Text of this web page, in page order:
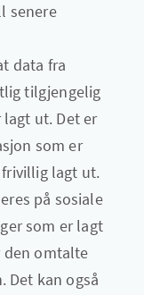
senere
data fra
tilgjengelig
ut. Det er
som er
lagt ut.
på sosiale
som er lagt
den omtalte
Det kan også